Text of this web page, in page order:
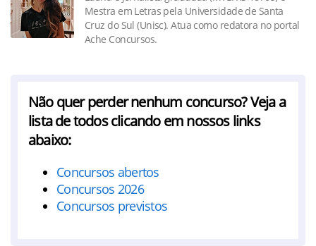
Mestra em Letras pela Universidade de Santa
Cruz do Sul (Unisc). Atua como redatora no portal
Ache Concursos.
Não quer perder nenhum concurso? Veja a
lista de todos clicando em nossos links
abaixo:
Concursos abertos
Concursos 2026
Concursos previstos